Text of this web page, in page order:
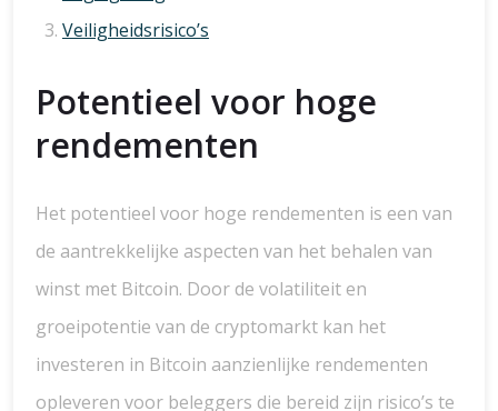
Veiligheidsrisico’s
Potentieel voor hoge
rendementen
Het potentieel voor hoge rendementen is een van
de aantrekkelijke aspecten van het behalen van
winst met Bitcoin. Door de volatiliteit en
groeipotentie van de cryptomarkt kan het
investeren in Bitcoin aanzienlijke rendementen
opleveren voor beleggers die bereid zijn risico’s te